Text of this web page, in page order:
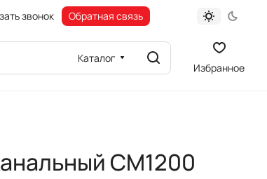
звонок Обратная связь
Каталог
Избранное
CM1200